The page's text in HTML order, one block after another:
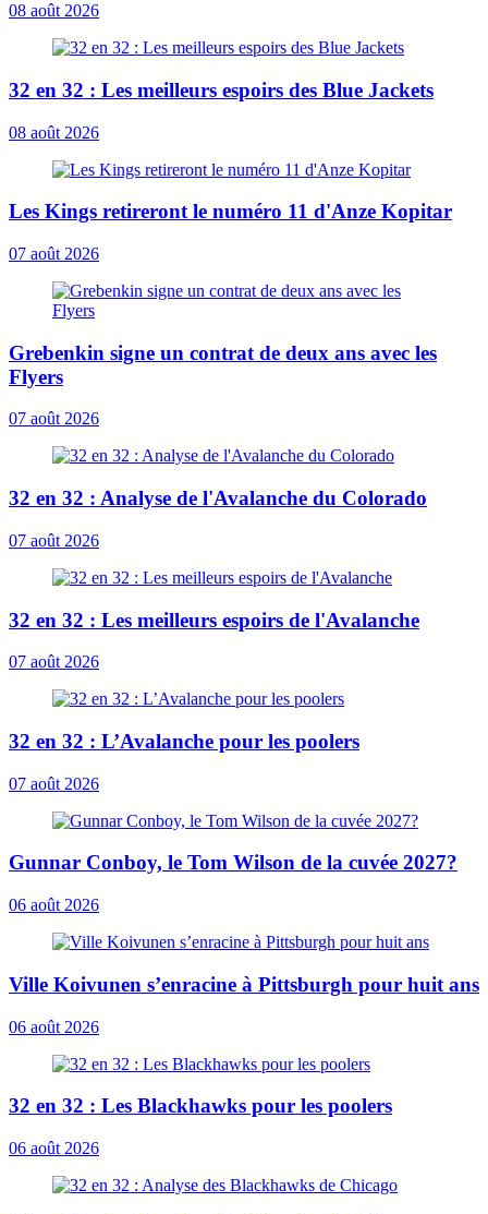
08 août 2026
32 en 32 : Les meilleurs espoirs des Blue Jackets
08 août 2026
Les Kings retireront le numéro 11 d'Anze Kopitar
07 août 2026
Grebenkin signe un contrat de deux ans avec les
Flyers
07 août 2026
32 en 32 : Analyse de l'Avalanche du Colorado
07 août 2026
32 en 32 : Les meilleurs espoirs de l'Avalanche
07 août 2026
32 en 32 : L’Avalanche pour les poolers
07 août 2026
Gunnar Conboy, le Tom Wilson de la cuvée 2027?
06 août 2026
Ville Koivunen s’enracine à Pittsburgh pour huit ans
06 août 2026
32 en 32 : Les Blackhawks pour les poolers
06 août 2026